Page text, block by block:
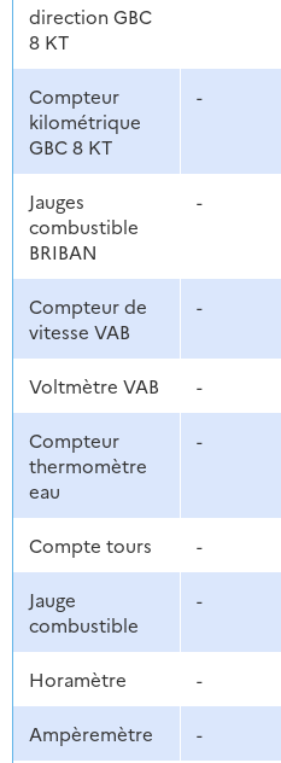
direction GBC
8 KT
Compteur
kilométrique
GBC 8 KT
-
Jauges
combustible
BRIBAN
-
Compteur de
vitesse VAB
-
Voltmètre VAB -
Compteur
thermomètre
eau
-
Compte tours -
Jauge
combustible
-
Horamètre -
Ampèremètre -